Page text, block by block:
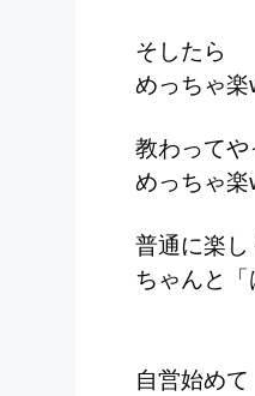
そしたら
めっちゃ
教わって
めっちゃ
普通に楽し
ちゃんと
自営始めて